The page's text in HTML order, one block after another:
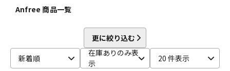
エレキギター アコギ/エレアコ
Anfree 商品一覧
更に絞り込む
新着順
在庫ありのみ表
示
20 件表示